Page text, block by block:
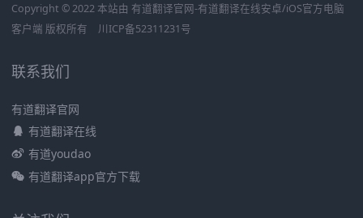
Copyright © 2022 本站由 有道翻译官网-有道翻译在线安卓/iOS官方电脑
客户端 版权所有
川ICP备52311231号
联系我们
有道翻译官网
有道翻译在线
有道youdao
有道翻译app官方下载